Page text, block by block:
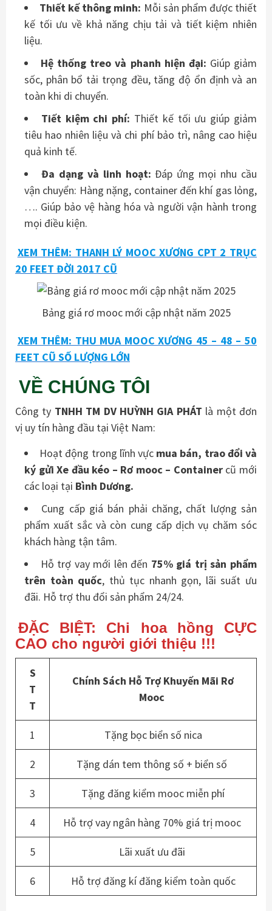
Thiết kế thông minh: Mỗi sản phẩm được thiết
kế tối ưu về khả năng chịu tải và tiết kiệm nhiên
liệu.
Hệ thống treo và phanh hiện đại: Giúp giảm
sốc, phân bổ tải trọng đều, tăng độ ổn định và an
toàn khi di chuyển.
Tiết kiệm chi phí: Thiết kế tối ưu giúp giảm
tiêu hao nhiên liệu và chi phí bảo trì, nâng cao hiệu
quả kinh tế.
Đa dạng và linh hoạt: Đáp ứng mọi nhu cầu
vận chuyển: Hàng nặng, container đến khí gas lỏng,
…. Giúp bảo vệ hàng hóa và người vận hành trong
mọi điều kiện.
XEM THÊM: THANH LÝ MOOC XƯƠNG CPT 2 TRỤC
20 FEET ĐỜI 2017 CŨ
Bảng giá rơ mooc mới cập nhật năm 2025
XEM THÊM: THU MUA MOOC XƯƠNG 45 – 48 – 50
FEET CŨ SỐ LƯỢNG LỚN
VỀ CHÚNG TÔI
Công ty TNHH TM DV HUỲNH GIA PHÁT là một đơn
vị uy tín hàng đầu tại Việt Nam:
Hoạt động trong lĩnh vực mua bán, trao đổi và
ký gửi Xe đầu kéo – Rơ mooc – Container cũ mới
các loại tại Bình Dương.
Cung cấp giá bán phải chăng, chất lượng sản
phẩm xuất sắc và còn cung cấp dịch vụ chăm sóc
khách hàng tận tâm.
Hỗ trợ vay mới lên đến 75% giá trị sản phẩm
trên toàn quốc, thủ tục nhanh gọn, lãi suất ưu
đãi. Hỗ trợ thu đổi sản phẩm 24/24.
ĐẶC BIỆT: Chi hoa hồng CỰC
CAO cho người giới thiệu !!!
S
T
T
Chính Sách Hỗ Trợ Khuyến Mãi Rơ
Mooc
1 Tặng bọc biển số nica
2 Tặng dán tem thông số + biển số
3 Tặng đăng kiểm mooc miễn phí
4 Hỗ trợ vay ngân hàng 70% giá trị mooc
5 Lãi xuất ưu đãi
6 Hỗ trợ đăng kí đăng kiểm toàn quốc